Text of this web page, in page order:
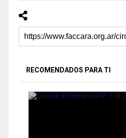
RECOMENDADOS PARA TI